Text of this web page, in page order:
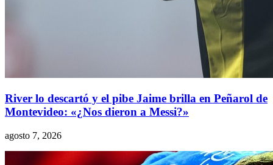
River lo descartó y el pibe Jaime brilla en Peñarol de
Montevideo: «¿Nos dieron a Messi?»
agosto 7, 2026